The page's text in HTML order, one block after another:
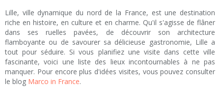
Lille, ville dynamique du nord de la France, est une destination
riche en histoire, en culture et en charme. Qu'il s'agisse de flâner
dans ses ruelles pavées, de découvrir son architecture
flamboyante ou de savourer sa délicieuse gastronomie, Lille a
tout pour séduire. Si vous planifiez une visite dans cette ville
fascinante, voici une liste des lieux incontournables à ne pas
manquer. Pour encore plus d'idées visites, vous pouvez consulter
le blog Marco in France.